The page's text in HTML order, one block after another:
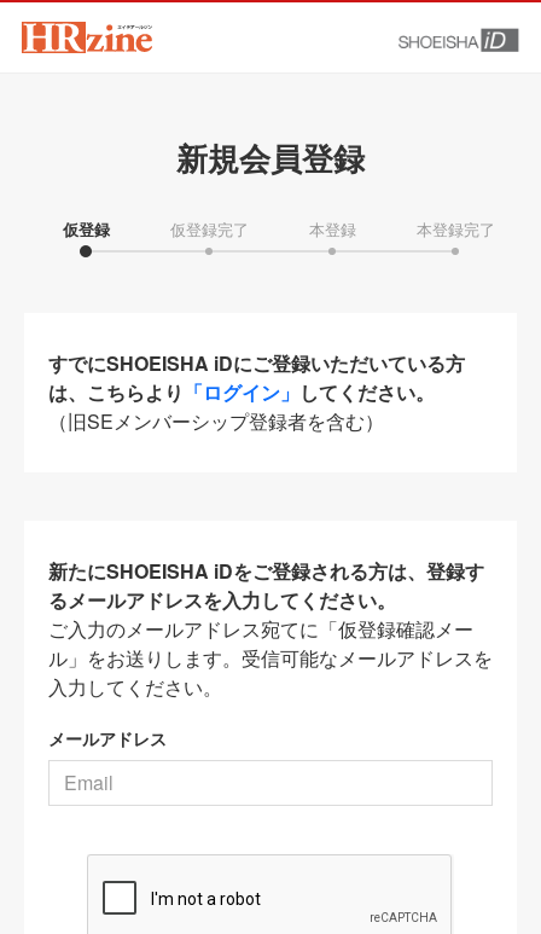
新規会員登録
仮登録 仮登録完了 本登録 本登録完了
すでにSHOEISHA iDにご登録いただいている方
は、こちらより 「ログイン」 してください。
（旧SEメンバーシップ登録者を含む）
新たにSHOEISHA iDをご登録される方は、登録す
るメールアドレスを入力してください。
ご入力のメールアドレス宛てに「仮登録確認メー
ル」をお送りします。受信可能なメールアドレスを
入力してください。
メールアドレス